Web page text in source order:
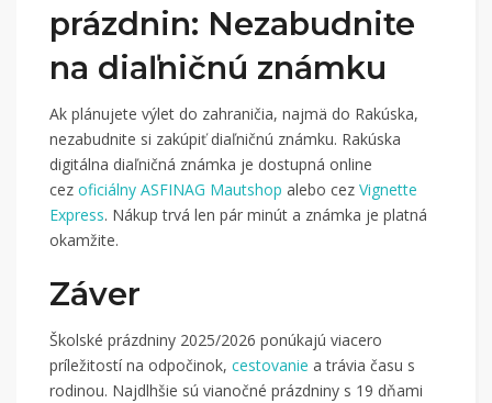
prázdnin: Nezabudnite
na diaľničnú známku
Ak plánujete výlet do zahraničia, najmä do Rakúska,
nezabudnite si zakúpiť diaľničnú známku. Rakúska
digitálna diaľničná známka je dostupná online
cez oficiálny ASFINAG Mautshop alebo cez Vignette
Express. Nákup trvá len pár minút a známka je platná
okamžite.
Záver
Školské prázdniny 2025/2026 ponúkajú viacero
príležitostí na odpočinok, cestovanie a trávia času s
rodinou. Najdlhšie sú vianočné prázdniny s 19 dňami